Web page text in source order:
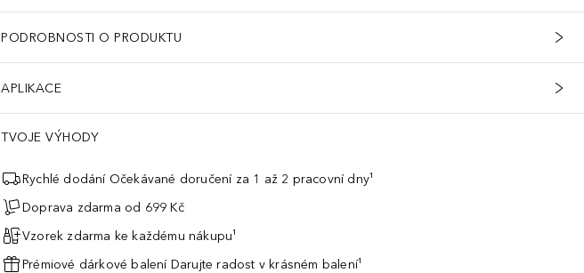
PODROBNOSTI O PRODUKTU
APLIKACE
TVOJE VÝHODY
Rychlé dodání Očekávané doručení za 1 až 2 pracovní dny¹
Doprava zdarma od 699 Kč
Vzorek zdarma ke každému nákupu¹
Prémiové dárkové balení Darujte radost v krásném balení¹